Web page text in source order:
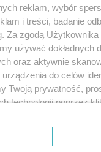
O nas
Informacje prawne
Nasze serwisy
reklam, wybór
i treści, badanie
Za zgodą
używać dokładnych
oraz aktywnie
do celów
Twoją prywatność,
technologii poprzez
klikając przycisk
lewym dolnym rogu